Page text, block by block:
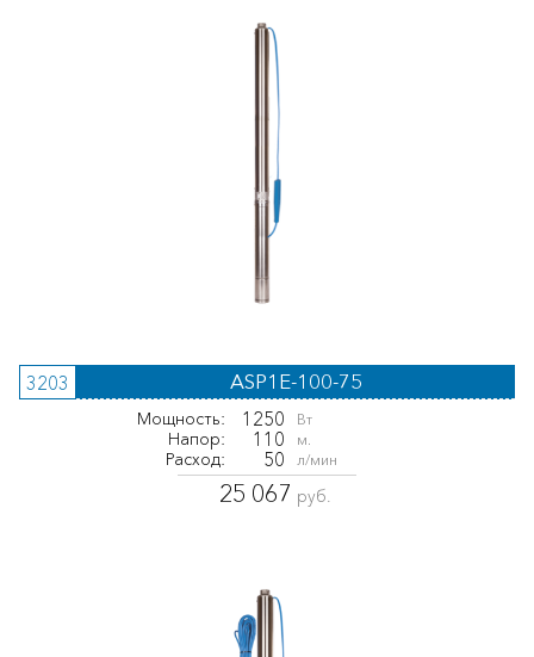
3203 ASP1E-100-75
Мощность: 1250 Вт
Напор: 110 м.
Расход: 50 л/мин
25 067 руб.